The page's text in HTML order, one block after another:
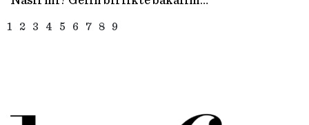
1 2 3 4 5 6 7 8 9